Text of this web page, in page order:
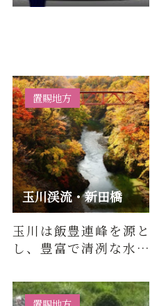
玉川渓流・新田橋
置賜地方
玉川は飯豊連峰を源と
し、豊富で清冽な水に
い渓流です。特に新田橋
から眼…